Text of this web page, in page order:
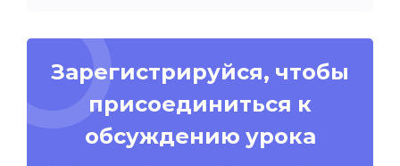
Зарегистрируйся, чтобы
присоединиться к
обсуждению урока